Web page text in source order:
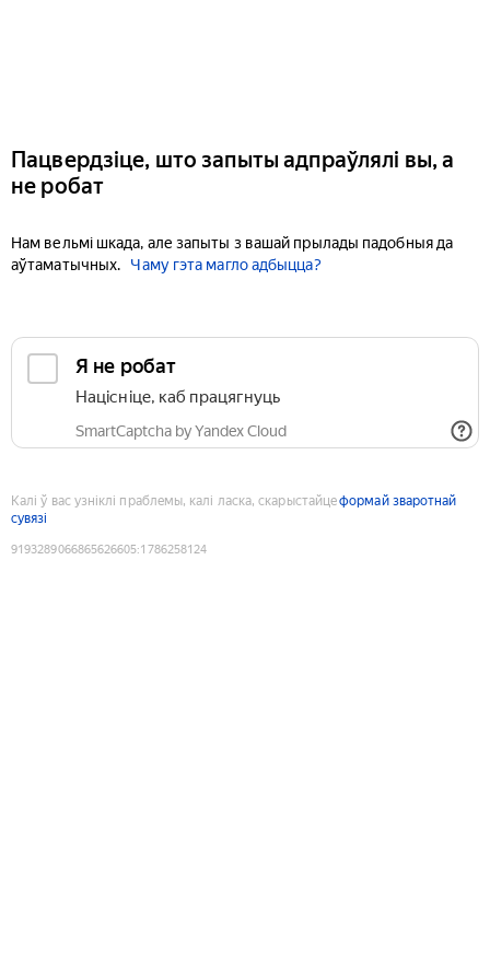
Пацвердзіце, што запыты адпраўлялі вы, а
не робат
Нам вельмі шкада, але запыты з вашай прылады падобныя да
аўтаматычных.
Чаму гэта магло адбыцца?
Я не робат
Націсніце, каб працягнуць
SmartCaptcha by Yandex Cloud
Калі ў вас узніклі праблемы, калі ласка, скарыстайцеформай зваротнай
сувязі
9193289066865626605:1786258124